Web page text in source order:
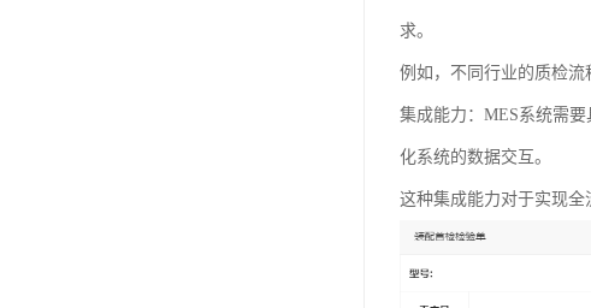
求。
例如，不同行业的质检流
集成能力：MES系统需
化系统的数据交互。
这种集成能力对于实现全